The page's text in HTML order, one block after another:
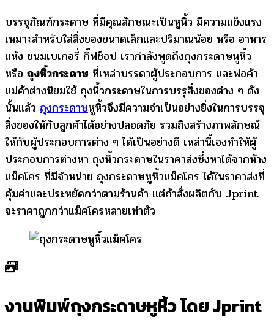
บรรจุภัณฑ์กระดาษ ที่มีคุณลักษณะเป็นหูหิ้ว มีความแข็งแรง
เหมาะสำหรับใส่สิ่งของขนาดเล็กและปริมาณน้อย หรือ อาหาร
แห้ง ขนมเบเกอรี่ กิ๊ฟช็อป เรากำลังพูดถึงถุงกระดาษหูหิ้ว
หรือ ถุงหิ้วกระดาษ ที่เหล่าบรรดาผู้ประกอบการ และพ่อค้า
แม่ค้าต่างนิยมใช้ ถุงหิ้วกระดาษในการบรรุสิ่งของต่าง ๆ ดัง
นั้นแล้ว ถุงกระดาษหูหิ้วจึงมีความจำเป็นอย่างยิ่งในการบรรจุ
สิ่งของให้กับลูกค้าได้อย่างปลอดภัย รวมถึงสร้างภาพลักษณ์
ให้กับผู้ประกอบการต่าง ๆ ได้เป็นอย่างดี เหล่านี้เองทำให้ผู้
ประกอบการต่างหา ถุงหิ้วกระดาษในราคาส่งซึ่งหาได้จากห้าง
แม็คโคร ที่มีจำหน่าย ถุงกระดาษหูหิ้วแม็คโคร ได้ในราคาส่งที่
คุ้มค่าและประหยัดกว่าตามร้านค้า แต่ถ้าสั่งผลิตกับ Jprint
จะราคาถูกกว่าแม็คโครหลายเท่าตัว
งานพิมพ์ถุงกระดาษหูหิ้ว โดย Jprint